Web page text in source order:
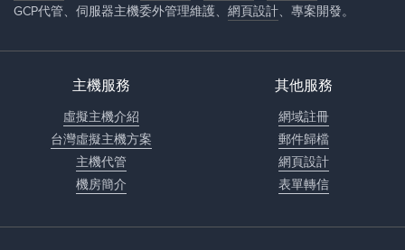
GCP代管、伺服器主機委外管理維護、 網頁設計、專案開發。
主機服務
虛擬主機介紹
台灣虛擬主機方案
主機代管
機房簡介
其他服務
網域註冊
郵件歸檔
網頁設計
表單轉信